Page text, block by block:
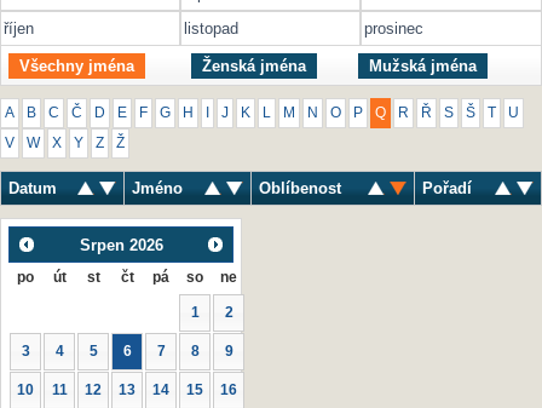
říjen
listopad prosinec
Všechny jména Ženská jména Mužská jména
A B C Č D E F G H J K M N O P Q R Ř S Š U
V W X Y Z Ž
Datum Jméno Oblíbenost Pořadí
Srpen 2026
po út st čt pá so ne
1 2
3 4 5 6 7 8 9
10 11 12 13 14 15 16